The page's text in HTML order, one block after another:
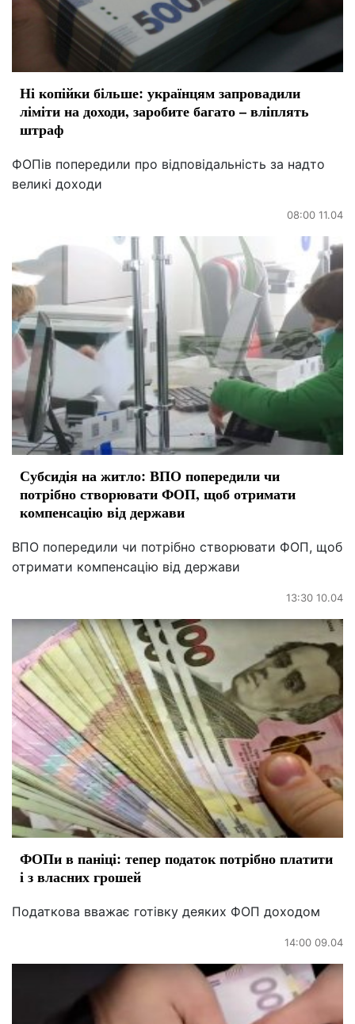
Ні копійки більше: українцям запровадили
ліміти на доходи, заробите багато – вліплять
штраф
ФОПів попередили про відповідальність за надто
великі доходи
08:00 11.04
Субсидія на житло: ВПО попередили чи
потрібно створювати ФОП, щоб отримати
компенсацію від держави
ВПО попередили чи потрібно створювати ФОП, щоб
отримати компенсацію від держави
13:30 10.04
ФОПи в паніці: тепер податок потрібно платити
і з власних грошей
Податкова вважає готівку деяких ФОП доходом
14:00 09.04